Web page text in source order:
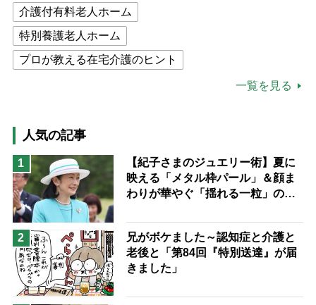
介護付有料老人ホーム
特別養護老人ホーム
プロが教える在宅介護のヒント
猫が母になつきません
息子の遠距離介護サバイバル術
兄がボケました
便利なサービス
予防法
一覧を見る
人気の記事
1
【紀子さまのジュエリー術】夏に
映える「メタル枠パール」＆顔ま
わりが華やぐ「揺れる一粒」の使
2
兄がボケました～認知症と介護と
老後と「第84回『特別送達』が届
きました」